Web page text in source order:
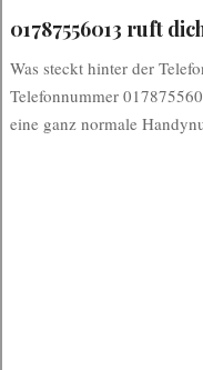
01787556013 ruft
Was steckt hinter der
Telefonnummer
eine ganz normale